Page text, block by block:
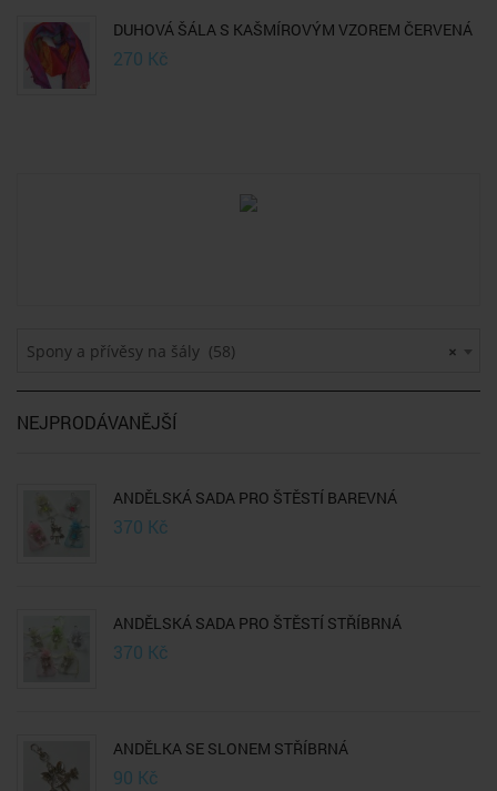
DUHOVÁ ŠÁLA S KAŠMÍROVÝM VZOREM ČERVENÁ
270 Kč
×
Spony a přívěsy na šály (58)
NEJPRODÁVANĚJŠÍ
ANDĚLSKÁ SADA PRO ŠTĚSTÍ BAREVNÁ
370 Kč
ANDĚLSKÁ SADA PRO ŠTĚSTÍ STŘÍBRNÁ
370 Kč
ANDĚLKA SE SLONEM STŘÍBRNÁ
90 Kč